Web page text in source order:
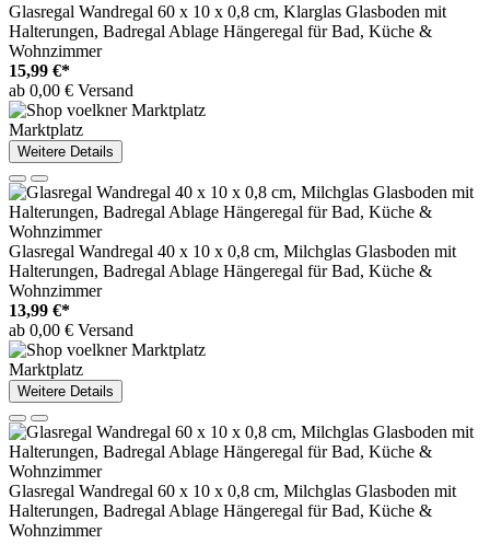
Glasregal Wandregal 60 x 10 x 0,8 cm, Klarglas Glasboden mit
Halterungen, Badregal Ablage Hängeregal für Bad, Küche &
Wohnzimmer
15,99 €*
ab 0,00 € Versand
Marktplatz
Weitere Details
Glasregal Wandregal 40 x 10 x 0,8 cm, Milchglas Glasboden mit
Halterungen, Badregal Ablage Hängeregal für Bad, Küche &
Wohnzimmer
13,99 €*
ab 0,00 € Versand
Marktplatz
Weitere Details
Glasregal Wandregal 60 x 10 x 0,8 cm, Milchglas Glasboden mit
Halterungen, Badregal Ablage Hängeregal für Bad, Küche &
Wohnzimmer